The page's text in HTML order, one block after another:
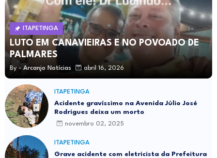
ITAPETINGA
LUTO EM CANAVIEIRAS E NO POVOADO DE
PALMARES
By - Arcanjo Notícias abril 16, 2026
ITAPETINGA
Acidente gravíssimo na Avenida Júlio José
Rodrigues deixa um morto
novembro 02, 2025
ITAPETINGA
Grave acidente com eletricista da Prefeitura